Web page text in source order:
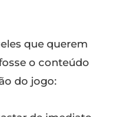
que querem
o conteúdo
do jogo: